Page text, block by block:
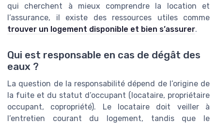
qui cherchent à mieux comprendre la location et
l’assurance, il existe des ressources utiles comme
trouver un logement disponible et bien s’assurer.
Qui est responsable en cas de dégât des
eaux ?
La question de la responsabilité dépend de l’origine de
la fuite et du statut d’occupant (locataire, propriétaire
occupant, copropriété). Le locataire doit veiller à
l’entretien courant du logement, tandis que le